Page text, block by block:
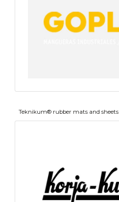
Teknikum® rubber mats and sheets